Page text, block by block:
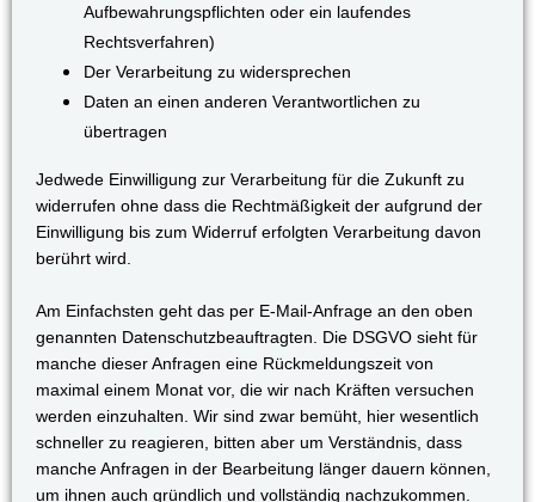
Aufbewahrungspflichten oder ein laufendes
Rechtsverfahren)
Der Verarbeitung zu widersprechen
Daten an einen anderen Verantwortlichen zu
übertragen
Jedwede Einwilligung zur Verarbeitung für die Zukunft zu
widerrufen ohne dass die Rechtmäßigkeit der aufgrund der
Einwilligung bis zum Widerruf erfolgten Verarbeitung davon
berührt wird.
Am Einfachsten geht das per E-Mail-Anfrage an den oben
genannten Datenschutzbeauftragten. Die DSGVO sieht für
manche dieser Anfragen eine Rückmeldungszeit von
maximal einem Monat vor, die wir nach Kräften versuchen
werden einzuhalten. Wir sind zwar bemüht, hier wesentlich
schneller zu reagieren, bitten aber um Verständnis, dass
manche Anfragen in der Bearbeitung länger dauern können,
um ihnen auch gründlich und vollständig nachzukommen.